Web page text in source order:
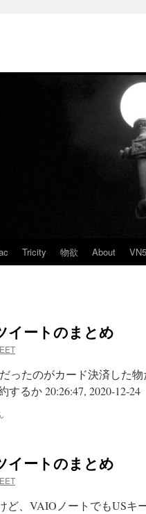
Tricity 物欲 About VN5
イートのまとめ
ったのがカード決済した
るか 20:26:47, 2020-12-24
イートのまとめ
ど、VAIOノートでもUSキ